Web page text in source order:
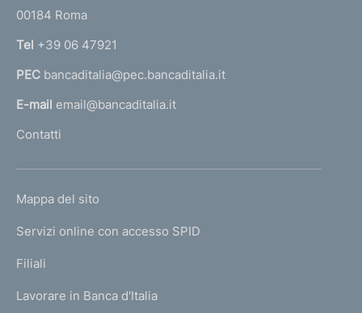
r
n
a
l
'
m
e
a
g
00184 Roma
Tel +39 06 47921
PEC bancaditalia@pec.bancaditalia.it
E-mail email@bancaditalia.it
Contatti
L
N
K
T
Mappa del sito
Servizi online con accesso SPID
Filiali
Lavorare in Banca d'Italia